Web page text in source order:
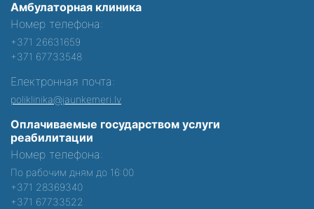
Амбулаторная клиника
Номер телефона:
+371 26631659
+371 67733548
Електронная почта:
poliklinika@jaunkemeri.lv
Оплачиваемые государством услуги
реабилитации
Номер телефона:
По рабочим дням до 16:00
+371 28369340
+371 67733522